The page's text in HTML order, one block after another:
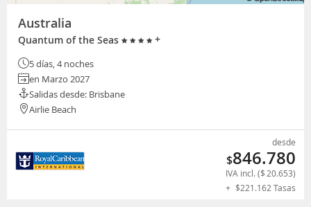
Australia
Quantum of the Seas +
5 días, 4 noches
en Marzo 2027
Salidas desde: Brisbane
Airlie Beach
desde
$846.780
IVA incl. ($20.653)
+ $221.162Tasas